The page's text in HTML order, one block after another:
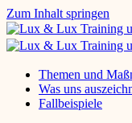
Zum Inhalt springen
Themen und
Was uns
Fallbeispiele